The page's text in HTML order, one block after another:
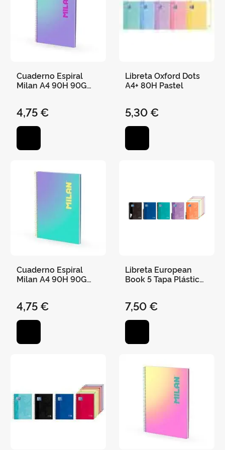
Cuaderno Espiral
Milan A4 90H 90G
4,75 €
Libreta Oxford Dots
A4+ 80H Pastel
5,30 €
Cuaderno Espiral
Milan A4 90H 90G
4,75 €
Libreta European
Book 5 Tapa Plástico
7,50 €